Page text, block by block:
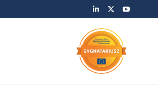
LinkedinTwitterYouTube
PRAWNE ZDS KONTAKT